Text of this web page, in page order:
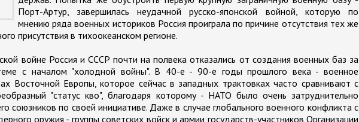
Порт-Артур, завершилась неудачной русско-японской войной, которую по
мнению ряда военных историков Россия проиграла по причине отсутствия тех же
присутствия в тихоокеанском регионе.
войне Россия и СССР почти на полвека отказались от создания военных баз за
с началом "холодной войны". В 40-е - 90-е годы прошлого века - военное
Восточной Европы, которое сейчас в западных трактовках часто сравнивают с
"статус кво", благодаря которому - НАТО было очень затруднительно
союзников по своей инициативе. Даже в случае глобального военного конфликта с
оружия - группы советских войск и армии государств-участников Организации